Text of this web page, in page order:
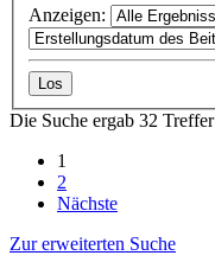
Anzeigen:
Die Suche ergab 32 Treffer
1
2
Nächste
Zur erweiterten Suche